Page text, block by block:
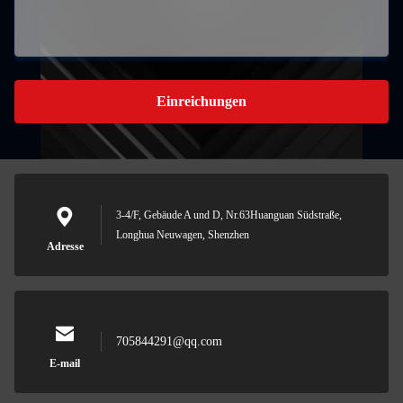
Einreichungen
Adresse
3-4/F, Gebäude A und D, Nr.63Huanguan Südstraße,
Longhua Neuwagen, Shenzhen
E-mail
705844291@qq.com